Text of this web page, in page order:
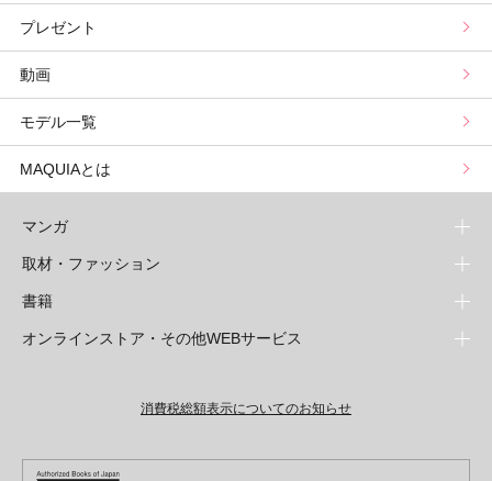
野毛まゆりの実況野毛Channel
星谷菜々の美に効くスイーツ
山本舞香のBeauty Script
動物キャラナビ占い
ムーン・リーの運を呼び寄せる香り
顔タイプ髪型診断
検索
プレゼント
動画
モデル一覧
MAQUIAとは
マンガ
少年マンガ
週刊少年ジャンプ
少年ジャンプ+
ZEBRACK
青年マンガ
少年ジャンプ+
少女マンガ
集英社コミック文庫
ジャンプTOON
S-MANGA
取材・ファッション
ファッション・美容
Seventeen
芸能・情報・スポーツ
Sportiva
書籍
文芸・文庫・総合
web 集英社文庫
1日5分で、明日は変わる よみタイ yomitai
集英社ビジネス書
ライトノベル・ノベライズ
JUMP j-BOOKS
オンラインストア・その他WEBサービス
ジャンプキャラクターズストア
その他WEBサービス
集英社エディターズ・ラボ
消費税総額表示についてのお知らせ